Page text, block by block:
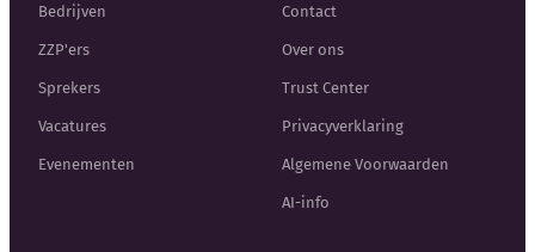
Bedrijven
ZZP'ers
Sprekers
Vacatures
Evenementen
Contact
Over ons
Trust Center
Privacyverklaring
Algemene Voorwaarden
AI-info